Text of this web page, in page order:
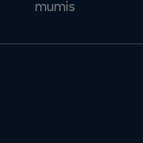
mumis